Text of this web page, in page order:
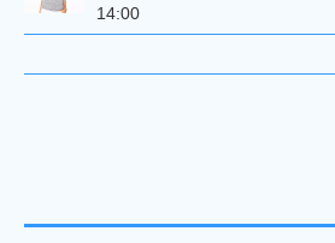
14:00